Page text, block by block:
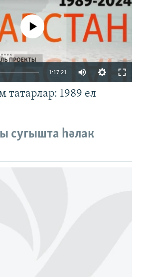
source currently available
1:17:21
татарлар: 1989 ел
сугышта һәлак